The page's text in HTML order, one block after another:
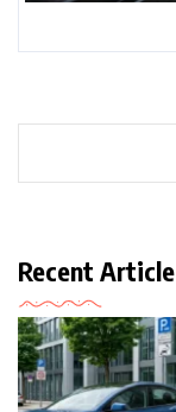
Recent Article